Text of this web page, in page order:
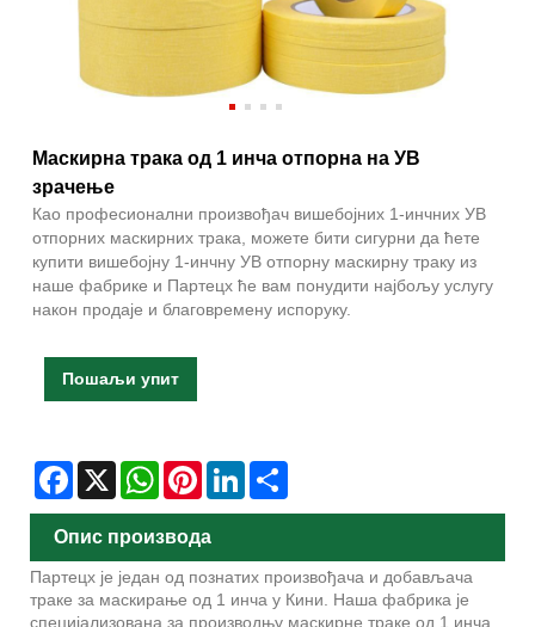
Маскирна трака од 1 инча отпорна на УВ
зрачење
Као професионални произвођач вишебојних 1-инчних УВ
отпорних маскирних трака, можете бити сигурни да ћете
купити вишебојну 1-инчну УВ отпорну маскирну траку из
наше фабрике и Партецх ће вам понудити најбољу услугу
након продаје и благовремену испоруку.
Пошаљи упит
Facebook
X WhatsAppPinterestLinkedIn
Опис производа
Партецх је један од познатих произвођача и добављача
траке за маскирање од 1 инча у Кини. Наша фабрика је
специјализована за производњу маскирне траке од 1 инча